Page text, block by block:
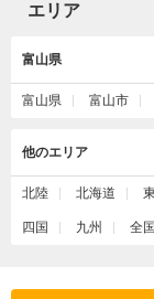
エリア
富山県
富山県 富山市
他のエリア
北陸 北海道
四国 九州 全国